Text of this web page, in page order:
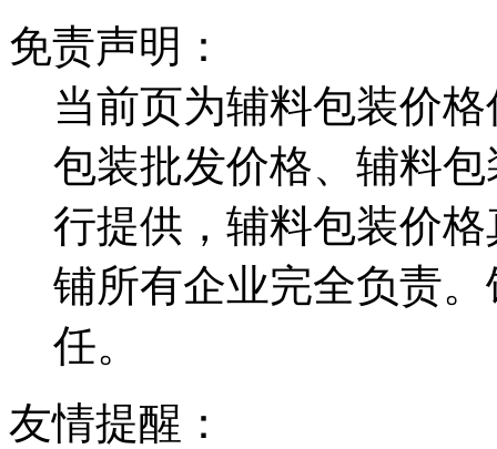
免责声明：
当前页为辅料包装价
包装批发价格、辅料
行提供，辅料包装价
铺所有企业完全负责
任。
友情提醒：